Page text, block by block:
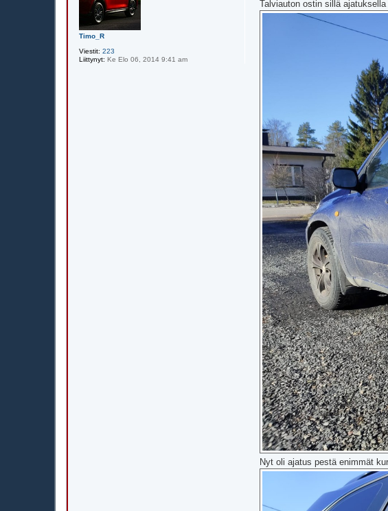
Timo_R
Viestit: 223
Liittynyt: Ke Elo 06, 2014 9:41 am
s
Talviauton ostin sillä
Nyt oli ajatus pestä enimmät